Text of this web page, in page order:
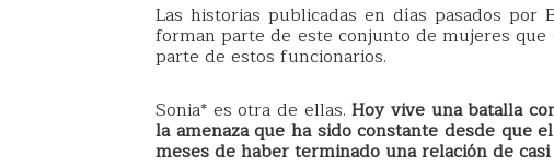
Las historias publicadas en días pasados
forman parte de este conjunto de mujeres
parte de estos funcionarios.
Sonia* es otra de ellas. Hoy vive una batalla
la amenaza que ha sido constante desde que
meses de haber terminado una relación de